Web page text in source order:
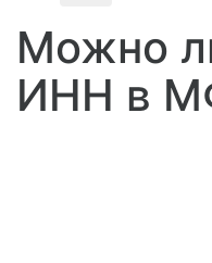
Можно
ИНН в